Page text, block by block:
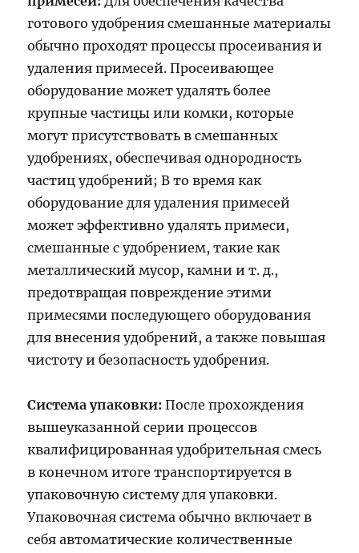
готового удобрения смешанные материалы
обычно проходят процессы просеивания и
удаления примесей. Просеивающее
оборудование может удалять более
крупные частицы или комки, которые
могут присутствовать в смешанных
удобрениях, обеспечивая однородность
частиц удобрений; В то время как
оборудование для удаления примесей
может эффективно удалять примеси,
смешанные с удобрением, такие как
металлический мусор, камни и т. д.,
предотвращая повреждение этими
примесями последующего оборудования
для внесения удобрений, а также повышая
чистоту и безопасность удобрения.
Система упаковки: После прохождения
вышеуказанной серии процессов
квалифицированная удобрительная смесь
в конечном итоге транспортируется в
упаковочную систему для упаковки.
Упаковочная система обычно включает в
себя автоматические количественные